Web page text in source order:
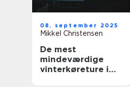
08. september 2025
Mikkel Christensen
De mest
mindeværdige
vinterkøreture i